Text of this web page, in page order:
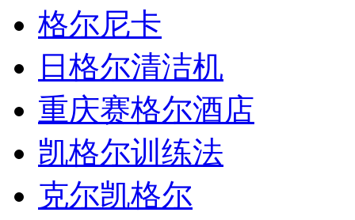
格尔尼卡
日格尔清洁机
重庆赛格尔酒店
凯格尔训练法
克尔凯格尔